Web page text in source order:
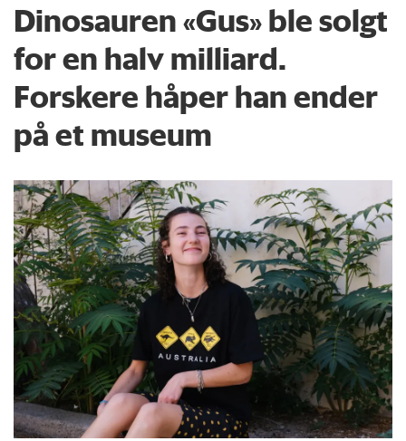
Dinosauren «Gus» ble solgt
for en halv milliard.
Forskere håper han ender
på et museum